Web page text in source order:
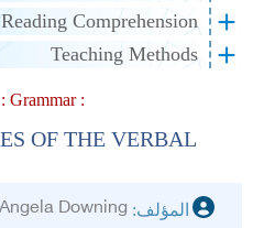
Reading Comprehension
Teaching Methods
Grammar :
OF THE VERBAL
المؤلف: Angela Downing